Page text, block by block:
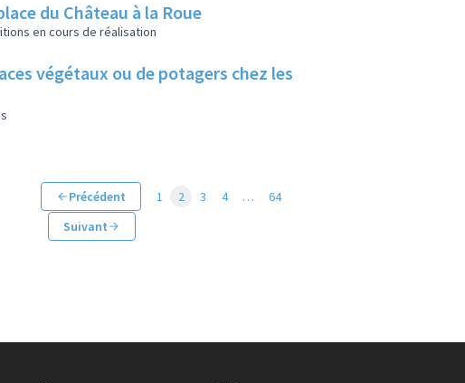
du Château à la Roue
en cours de réalisation
végétaux ou de potagers chez les
Précédent 1 2 3 4 …
64
Suivant